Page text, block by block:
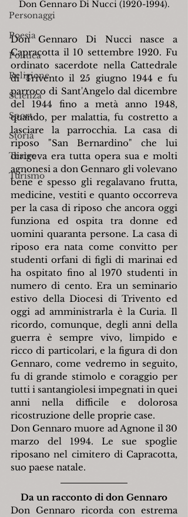
Personaggi
Poesia
Politica
Religione
Scienza
Sport
Storia
Teatro
Turismo
Don Gennaro Di Nucci (1920-1994).
Don Gennaro Di Nucci nasce a
Capracotta il 10 settembre 1920. Fu
ordinato sacerdote nella Cattedrale
di Trivento il 25 giugno 1944 e fu
parroco di Sant'Angelo dal dicembre
del 1944 fino a metà anno 1948,
quando, per malattia, fu costretto a
lasciare la parrocchia. La casa di
riposo "San Bernardino" che lui
dirigeva era tutta opera sua e molti
agnonesi a don Gennaro gli volevano
bene e spesso gli regalavano frutta,
medicine, vestiti e quanto occorreva
per la casa di riposo che ancora oggi
funziona ed ospita tra donne ed
uomini quaranta persone. La casa di
riposo era nata come convitto per
studenti orfani di figli di marinai ed
ha ospitato fino al 1970 studenti in
numero di cento. Era un seminario
estivo della Diocesi di Trivento ed
oggi ad amministrarla è la Curia. Il
ricordo, comunque, degli anni della
guerra è sempre vivo, limpido e
ricco di particolari, e la figura di don
Gennaro, come vedremo in seguito,
fu di grande stimolo e coraggio per
tutti i santangiolesi impegnati in quei
anni nella difficile e dolorosa
ricostruzione delle proprie case.
Don Gennaro muore ad Agnone il 30
marzo del 1994. Le sue spoglie
riposano nel cimitero di Capracotta,
suo paese natale.
Da un racconto di don Gennaro
Don Gennaro ricorda con estrema